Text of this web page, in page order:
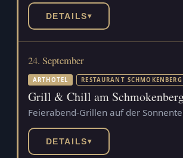
DETAILS▾
24. September
ARTHOTEL RESTAURANT SCHMOKENBERG
Grill & Chill am
Feierabend-Grillen auf der
DETAILS▾